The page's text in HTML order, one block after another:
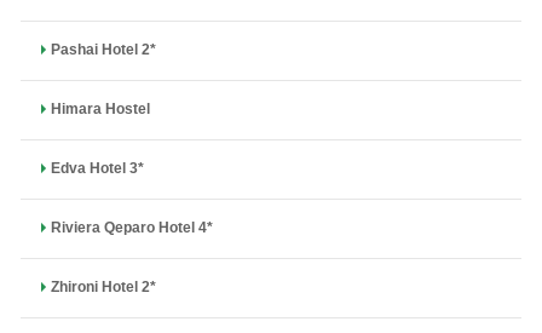
Pashai Hotel 2*
Himara Hostel
Edva Hotel 3*
Riviera Qeparo Hotel 4*
Zhironi Hotel 2*